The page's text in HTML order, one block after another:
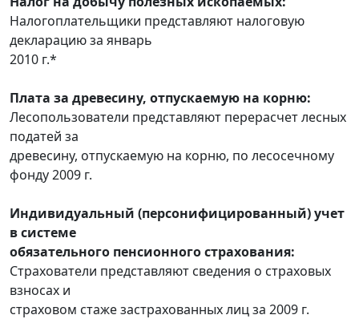
Налогоплательщики представляют налоговую
декларацию за январь
2010 г.*
Плата за древесину, отпускаемую на корню:
Лесопользователи представляют перерасчет лесных
податей за
древесину, отпускаемую на корню, по лесосечному
фонду 2009 г.
Индивидуальный (персонифицированный) учет
в системе
обязательного пенсионного страхования:
Страхователи представляют сведения о страховых
взносах и
страховом стаже застрахованных лиц за 2009 г.